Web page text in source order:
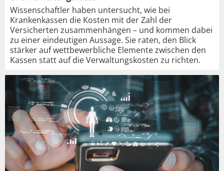
Wissenschaftler haben untersucht, wie bei
Krankenkassen die Kosten mit der Zahl der
Versicherten zusammenhängen – und kommen dabei
zu einer eindeutigen Aussage. Sie raten, den Blick
stärker auf wettbewerbliche Elemente zwischen den
Kassen statt auf die Verwaltungskosten zu richten.